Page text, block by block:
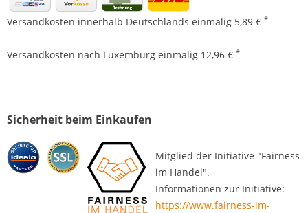
Versandkosten innerhalb Deutschlands einmalig 5,89 € *
Versandkosten nach Luxemburg einmalig 12,96 € *
Sicherheit beim Einkaufen
Mitglied der Initiative "Fairness
im Handel".
Informationen zur Initiative:
https://www.fairness-im-